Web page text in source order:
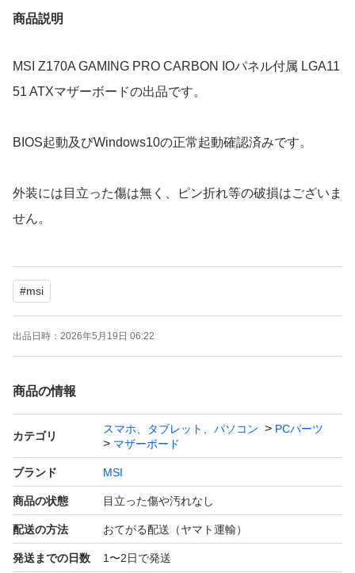
商品説明
MSI Z170A GAMING PRO CARBON IOパネル付属 LGA11
51 ATXマザーボードの出品です。
BIOS起動及びWindows10の正常起動確認済みです。
外装には目立った傷は無く、ピン折れ等の破損はございま
せん。
付属品はIOパネルのみとなります。
精密機械につき、他の部品との相性による不具合等含め完
全な動作の保証は致しかねますので、予めご了承下さい。
い。
また、中古品として入手したものとなりますので、正確な
使用期間や用途等をご質問されましても、回答は致しかね
ますのでご理解の上、ご質問をお願い致します。
落札後、24時間以内のお支払いが可能な方のみご入札を
お願いします。
#msi
出品日時： 2026年5月19日 06:22
商品の情報
カテゴリ
スマホ、タブレット、パソコン
PCパーツ
マザーボード
ブランド MSI
商品の状態 目立った傷や汚れなし
配送の方法 おてがる配送（ヤマト運輸）
発送までの日数 1〜2日で発送